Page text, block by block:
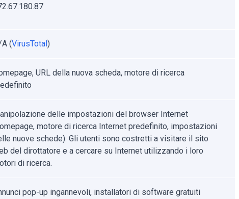
(VirusTotal)
URL della nuova scheda, motore di ricerca
delle impostazioni del browser Internet
motore di ricerca Internet predefinito, impostazioni
nuove schede). Gli utenti sono costretti a visitare il sito
del dirottatore e a cercare su Internet utilizzando i loro
di ricerca.
pop-up ingannevoli, installatori di software gratuiti